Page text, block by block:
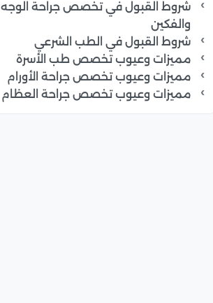
شروط القبول في تخصص جراحة الوجه
والفكين
شروط القبول في الطب الشرعي
مميزات وعيوب تخصص طب الأسرة
مميزات وعيوب تخصص جراحة الأورام
مميزات وعيوب تخصص جراحة العظام